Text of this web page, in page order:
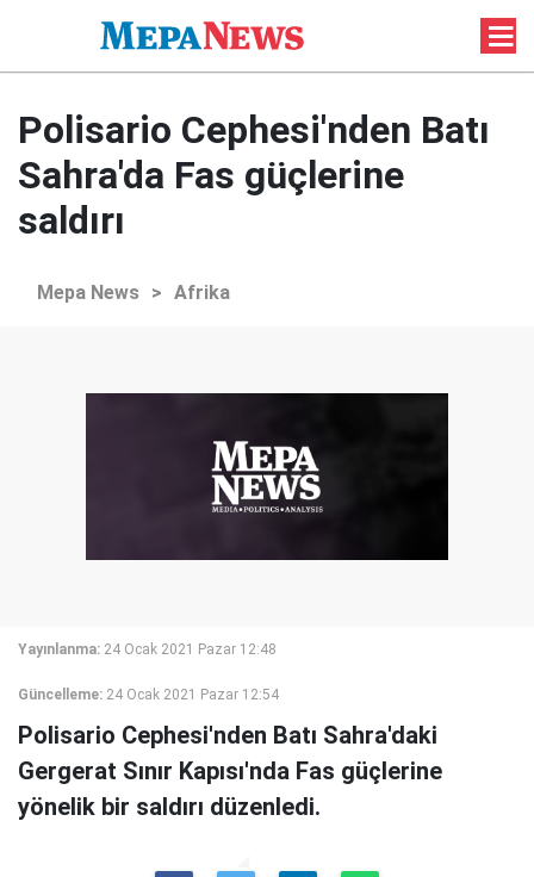
Polisario Cephesi'nden Batı
Sahra'da Fas güçlerine
saldırı
Mepa News > Afrika
Yayınlanma: 24 Ocak 2021 Pazar 12:48
Güncelleme: 24 Ocak 2021 Pazar 12:54
Polisario Cephesi'nden Batı Sahra'daki
Gergerat Sınır Kapısı'nda Fas güçlerine
yönelik bir saldırı düzenledi.